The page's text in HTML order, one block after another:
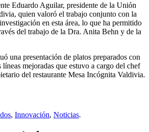
Eduardo Aguilar, presidente de la Unión
quien valoró el trabajo conjunto con la
en esta área, lo que ha permitido
del trabajo de la Dra. Anita Behn y de la
una presentación de platos preparados con
líneas mejoradas que estuvo a cargo del chef
del restaurante Mesa Incógnita Valdivia.
, Innovación, Noticias.